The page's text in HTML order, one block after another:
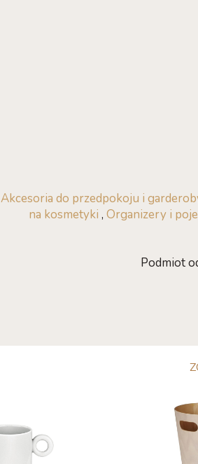
Akcesoria do przedpokoju i
na kosmetyki , Organizery i
Podmiot